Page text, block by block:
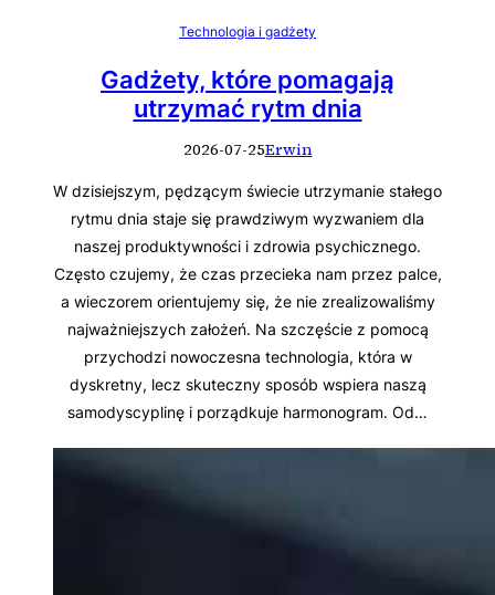
Technologia i gadżety
Gadżety, które pomagają
utrzymać rytm dnia
2026-07-25Erwin
W dzisiejszym, pędzącym świecie utrzymanie stałego
rytmu dnia staje się prawdziwym wyzwaniem dla
naszej produktywności i zdrowia psychicznego.
Często czujemy, że czas przecieka nam przez palce,
a wieczorem orientujemy się, że nie zrealizowaliśmy
najważniejszych założeń. Na szczęście z pomocą
przychodzi nowoczesna technologia, która w
dyskretny, lecz skuteczny sposób wspiera naszą
samodyscyplinę i porządkuje harmonogram. Od…